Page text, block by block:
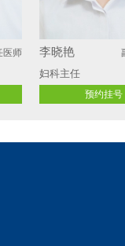
医师 李晓艳
妇科主任
预约挂号